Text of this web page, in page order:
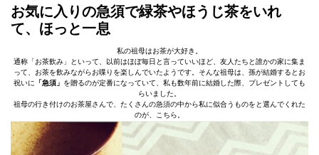
お気に入りの急須で緑茶やほうじ茶をいれ
て、ほっと一息
私の祖母はお茶が大好き。
通称「お茶飲み」といって、以前はほぼ毎日と言っていいほど、友人たちと誰かの家に集ま
って、お茶を飲みながらお喋りを楽しんでいたようです。そんな祖母は、孫が結婚するとお
祝いに 「急須」 を贈るのが定番になっていて、私も数年前に結婚した際、プレゼントしても
らいました。
祖母の行き付けのお茶屋さんで、たくさんの急須の中から私に似合うものをと選んでくれた
のが、こちら。